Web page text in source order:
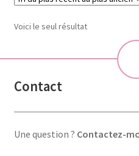
Voici le seul résultat
Contact
Une question ? Contactez-